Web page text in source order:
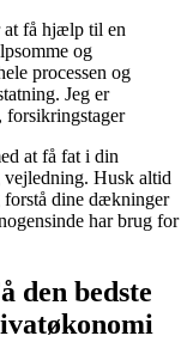
at få hjælp til en
og
processen og
Jeg er
forsikringstager
at få fat i din
Husk altid
dine dækninger
har brug for
den bedste